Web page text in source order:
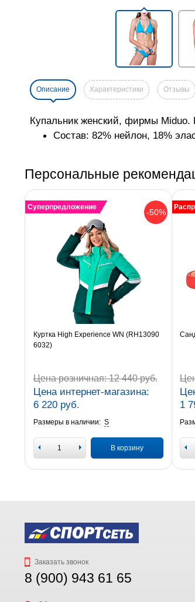
Описание Характеристики Отзывы
Купальник женский, фирмы Miduo.
Состав: 82% нейлон, 18%
Персональные
-50%
Суперпредложение
Куртка High Experience WN (RH13090
6032)
Цена розничная:12 440 руб.
Цена интернет-магазина:
6 220 руб.
Размеры в наличии: S
В корзину
1
Заказать звонок
8 (900) 943 61 65